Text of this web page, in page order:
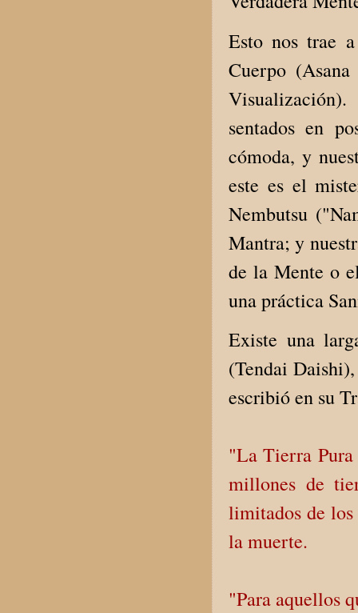
Esto nos trae
Cuerpo
sentados en
cómoda, y
este es el
Nembutsu
Mantra; y
de la Mente o
una práctica
Existe una
(Tendai
escribió en su
"La Tierra
millones de
limitados de
la muerte.
"Para aquellos